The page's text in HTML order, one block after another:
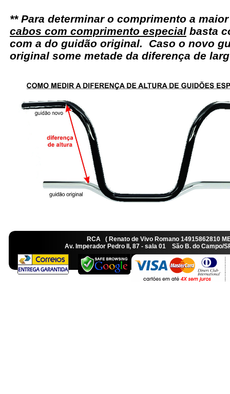
** Para determinar o comprimento a
cabos com comprimento especial basta
com a do guidão original. Caso o novo
original some metade da diferença de
RCA ( Renato de Vivo Romano
Av. Imperador Pedro II, 87 - sala 01 São B. do